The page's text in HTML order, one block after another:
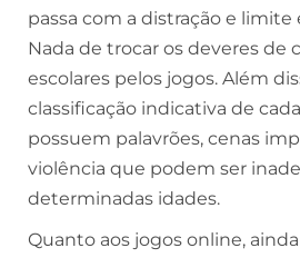
passa com a distração e limite
Nada de trocar os deveres de
escolares pelos jogos. Além
classificação indicativa de
possuem palavrões, cenas
violência que podem ser
determinadas idades.
Quanto aos jogos online,